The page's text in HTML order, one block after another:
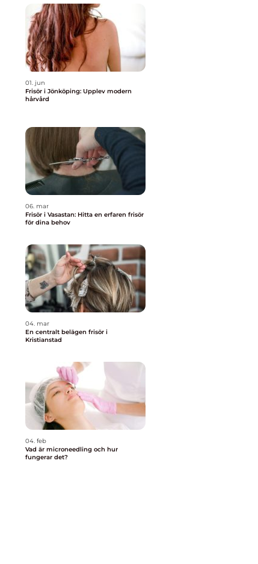
01. jun
Frisör i Jönköping: Upplev modern
hårvård
06. mar
Frisör i Vasastan: Hitta en erfaren frisör
för dina behov
04. mar
En centralt belägen frisör i
Kristianstad
04. feb
Vad är microneedling och hur
fungerar det?